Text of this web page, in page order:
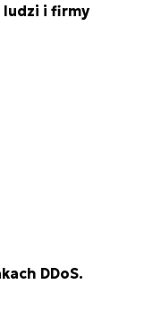
ludzi i firmy
DDoS.